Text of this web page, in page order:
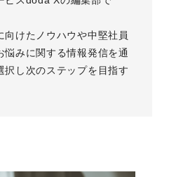
向けたノウハウや中堅社員
悩みに関する情報発信を通
択し次のステップを目指す